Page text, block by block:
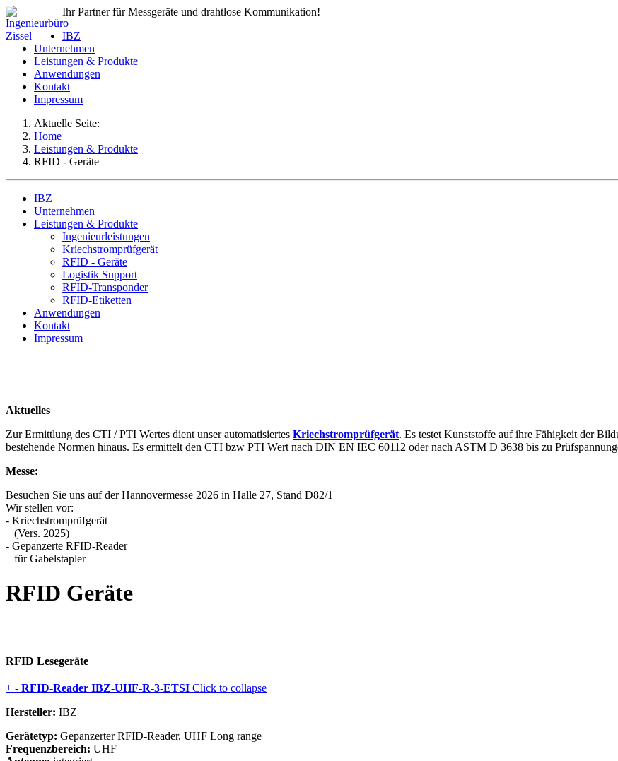
Ihr Partner für Messgeräte und drahtlose Kommunikation!
IBZ
Unternehmen
Leistungen & Produkte
Anwendungen
Kontakt
Impressum
Aktuelle Seite:
Home
Leistungen & Produkte
RFID - Geräte
IBZ
Unternehmen
Leistungen & Produkte
Ingenieurleistungen
Kriechstromprüfgerät
RFID - Geräte
Logistik Support
RFID-Transponder
RFID-Etiketten
Anwendungen
Kontakt
Impressum
Aktuelles
Zur Ermittlung des CTI / PTI Wertes dient unser automatisiertes Kriechstromprüfgerät. Es testet Kunststoffe auf ihre Fähigkeit der
bestehende Normen hinaus. Es ermittelt den CTI bzw PTI Wert nach DIN EN IEC 60112 oder nach ASTM D 3638 bis zu
Messe:
Besuchen Sie uns auf der Hannovermesse 2026 in Halle 27, Stand D82/1
Wir stellen vor:
- Kriechstromprüfgerät
(Vers. 2025)
- Gepanzerte RFID-Reader
für Gabelstapler
RFID Geräte
RFID Lesegeräte
+ - RFID-Reader IBZ-UHF-R-3-ETSI Click to collapse
Hersteller: IBZ
Gerätetyp: Gepanzerter RFID-Reader, UHF Long range
Frequenzbereich: UHF